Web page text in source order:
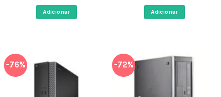
era:
199,00 €.
Adicionar
era:
366,00 €.
Adicionar
-76% -72%